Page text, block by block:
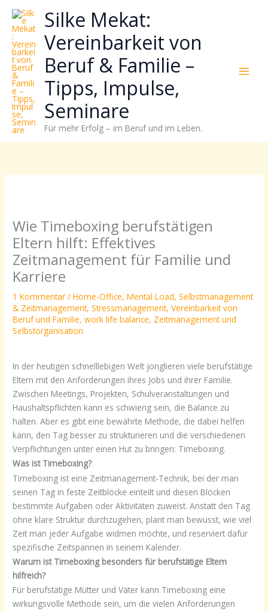
Zum
Inhalt
springen
Silke Mekat:
Vereinbarkeit von
Beruf & Familie –
Tipps, Impulse,
Seminare
Für mehr Erfolg – im Beruf und im Leben.
Wie Timeboxing berufstätigen
Eltern hilft: Effektives
Zeitmanagement für Familie und
Karriere
1 Kommentar /Home-Office,Mental Load,Selbstmanagement
& Zeitmanagement,Stressmanagement,Vereinbarkeit von
Beruf und Familie,work life balance, Zeitmanagement und
Selbstorganisation
In der heutigen schnelllebigen Welt jonglieren viele berufstätige
Eltern mit den Anforderungen ihres Jobs und ihrer Familie.
Zwischen Meetings, Projekten, Schulveranstaltungen und
Haushaltspflichten kann es schwierig sein, die Balance zu
halten. Aber es gibt eine bewährte Methode, die dabei helfen
kann, den Tag besser zu strukturieren und die verschiedenen
Verpflichtungen unter einen Hut zu bringen: Timeboxing.
Was ist Timeboxing?
Timeboxing ist eine Zeitmanagement-Technik, bei der man
seinen Tag in feste Zeitblöcke einteilt und diesen Blöcken
bestimmte Aufgaben oder Aktivitäten zuweist. Anstatt den Tag
ohne klare Struktur durchzugehen, plant man bewusst, wie viel
Zeit man jeder Aufgabe widmen möchte, und reserviert dafür
spezifische Zeitspannen in seinem Kalender.
Warum ist Timeboxing besonders für berufstätige Eltern
hilfreich?
Für berufstätige Mütter und Väter kann Timeboxing eine
wirkungsvolle Methode sein, um die vielen Anforderungen
wie
sich
Stress
reduzieren
Energie
gezielter
einsetzen
lässt?
Einfach